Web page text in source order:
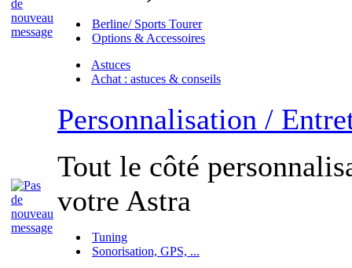
Berline/ Sports Tourer
Options & Accessoires
Astuces
Achat : astuces & conseils
Personnalisation /
Tout le côté
votre Astra
Tuning
Sonorisation, GPS, ...